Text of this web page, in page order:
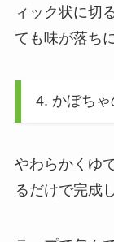
ィック状に切
ても味が落ち
4. かぼちゃ
やわらかくゆ
るだけで完成